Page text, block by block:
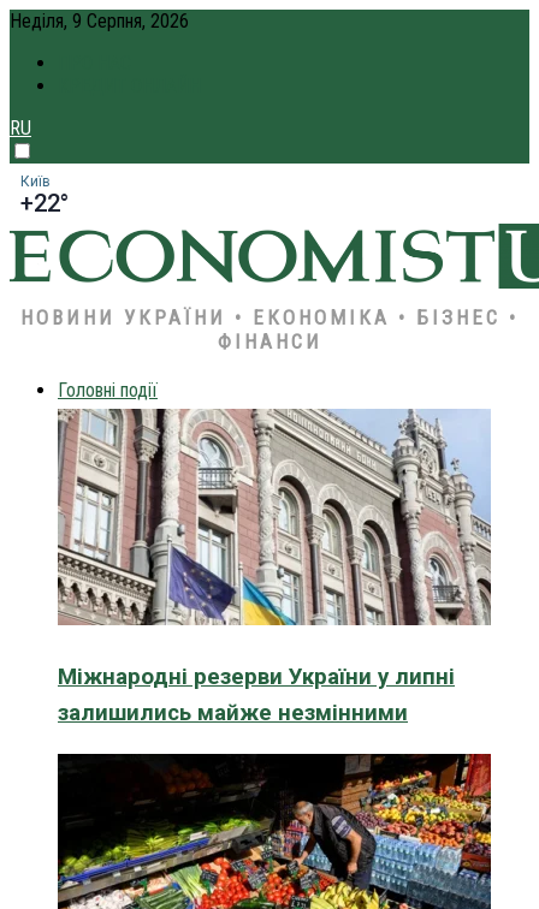
Неділя, 9 Серпня, 2026
RU
Київ
+22°
НОВИНИ УКРАЇНИ • ЕКОНОМІКА • БІЗНЕС •
ФІНАНСИ
Головні події
Міжнародні резерви України у липні
залишились майже незмінними